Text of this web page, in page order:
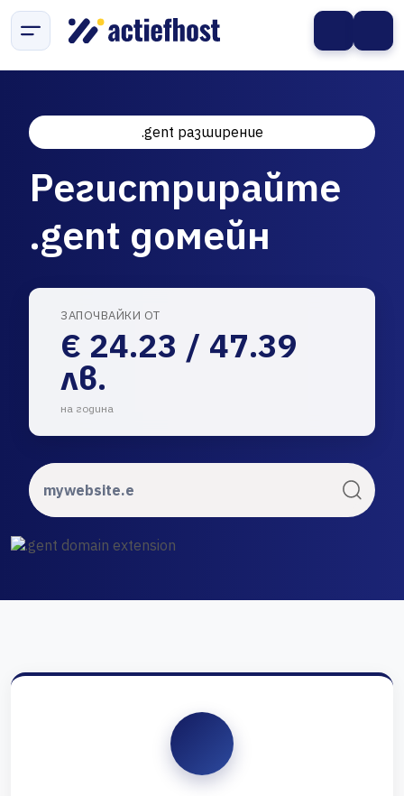
.gent разширение
Регистрирайте
.gent домейн
ЗАПОЧВАЙКИ ОТ
€ 24.23 / 47.39
лв.
на година